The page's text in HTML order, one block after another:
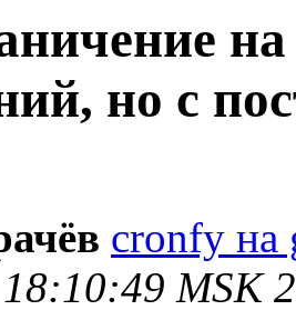
но с
cronfy на
MSK